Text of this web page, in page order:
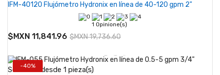
IFM-40120 Flujómetro Hydronix en línea de 40-120 gpm 2"
1 Opinione(s)
$MXN 11,841.96 $MXN 19,736.60
-40%
Se vende desde 1 pieza(s)